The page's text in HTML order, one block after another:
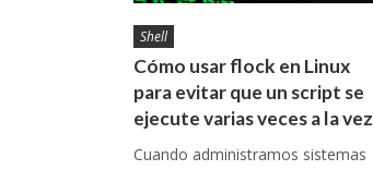
Shell
Cómo usar flock en Linux
para evitar que un script se
ejecute varias veces a la vez
Cuando administramos sistemas